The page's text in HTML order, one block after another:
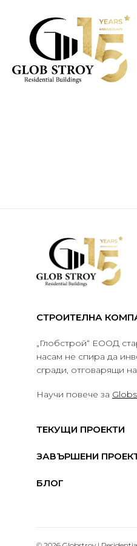
СТРОИТЕЛНА
„Глобстрой“ ЕООД
насам не спира да
сгради, отговарящи
Научи повече за
ТЕКУЩИ ПРОЕКТИ
ЗАВЪРШЕНИ
БЛОГ